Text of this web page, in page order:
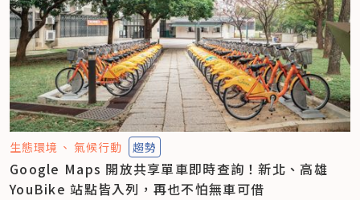
生態環境 氣候行動 趨勢
Google Maps 開放共享單車即時查詢！新北、高雄
YouBike 站點皆入列，再也不怕無車可借